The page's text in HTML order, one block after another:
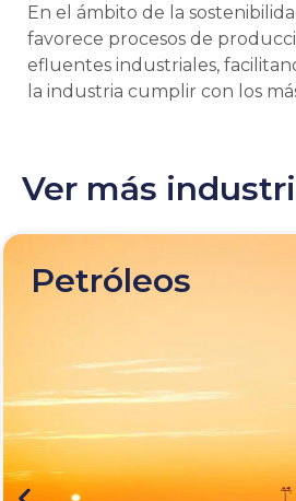
En el ámbito de la
favorece procesos de
efluentes industriales,
la industria cumplir con los
Ver más
Petróleos